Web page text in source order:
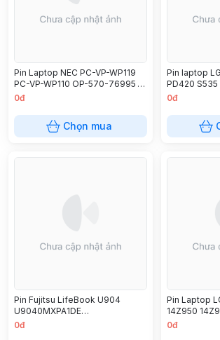
Pin Laptop NEC PC-VP-WP119
PC-VP-WP110 OP-570-76995
S150/F LS350/E/F LS170/F
0đ
Chọn mua
Pin laptop
PD420 S535
CQB918
0đ
Pin Fujitsu LifeBook U904
U9040MXPA1DE
U9040MXPR1DE
0đ
Pin Laptop
14Z950
14ZD960-
0đ